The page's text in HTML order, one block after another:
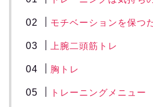
モチベーションを保つ
上腕二頭筋トレ
胸トレ
トレーニングメニュー